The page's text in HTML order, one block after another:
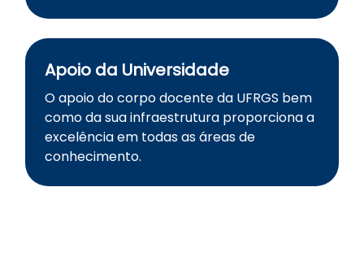
Apoio da Universidade
O apoio do corpo docente da UFRGS bem
como da sua infraestrutura proporciona a
excelência em todas as áreas de
conhecimento.